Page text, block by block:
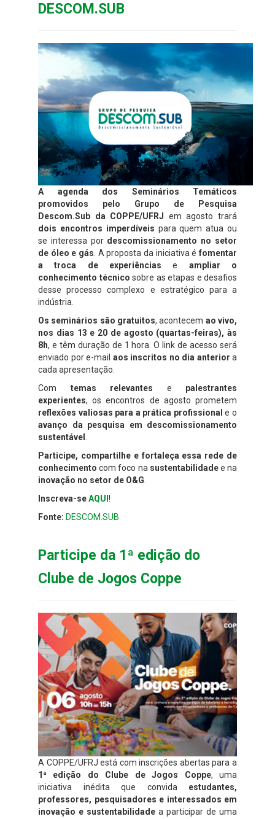
DESCOM.SUB
A agenda dos Seminários Temáticos
promovidos pelo Grupo de Pesquisa
Descom.Sub da COPPE/UFRJ em agosto trará
dois encontros imperdíveis para quem atua ou
se interessa por descomissionamento no setor
de óleo e gás. A proposta da iniciativa é fomentar
a troca de experiências e ampliar o
conhecimento técnico sobre as etapas e desafios
desse processo complexo e estratégico para a
indústria.
Os seminários são gratuitos, acontecem ao vivo,
nos dias 13 e 20 de agosto (quartas-feiras), às
8h, e têm duração de 1 hora. O link de acesso será
enviado por e-mail aos inscritos no dia anterior a
cada apresentação.
Com temas relevantes e palestrantes
experientes, os encontros de agosto prometem
reflexões valiosas para a prática profissional e o
avanço da pesquisa em descomissionamento
sustentável .
Participe, compartilhe e fortaleça essa rede de
conhecimento com foco na sustentabilidadee na
inovação no setor de O&G.
Inscreva-seAQUI !
Fonte: DESCOM.SUB
Participe da 1ª edição do
Clube de Jogos Coppe
A COPPE/UFRJ está com inscrições abertas para a
1ª edição do Clube de Jogos Coppe, uma
iniciativa inédita que convida estudantes,
professores, pesquisadores e interessados em
inovação e sustentabilidade a participar de uma